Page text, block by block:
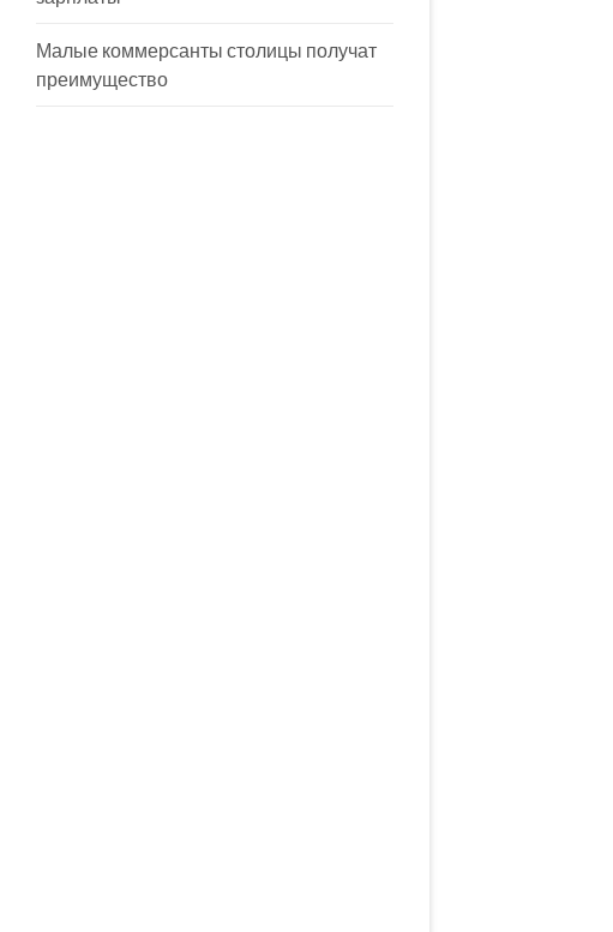
Малые коммерсанты столицы получат
преимущество